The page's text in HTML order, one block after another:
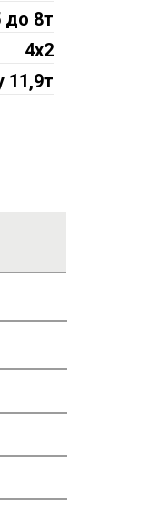
до 8т
4x2
11,9т